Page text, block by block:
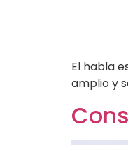
El habla
amplio y